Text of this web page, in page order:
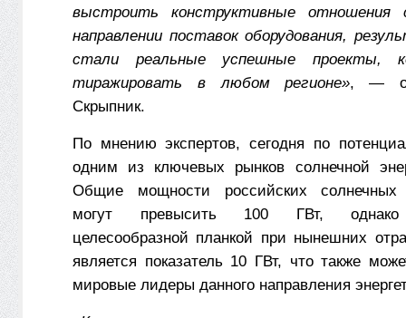
выстроить конструктивные
направлении поставок оборудования,
стали реальные успешные проекты,
тиражировать в любом регионе», —
Скрыпник.
По мнению экспертов, сегодня по
одним из ключевых рынков солнечной
Общие мощности российских солнечных
могут превысить 100 ГВт, однако
целесообразной планкой при нынешних
является показатель 10 ГВт, что также
мировые лидеры данного направления